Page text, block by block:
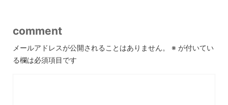
comment
メールアドレスが公開されることはありません。 ※ が付いてい
る欄は必須項目です